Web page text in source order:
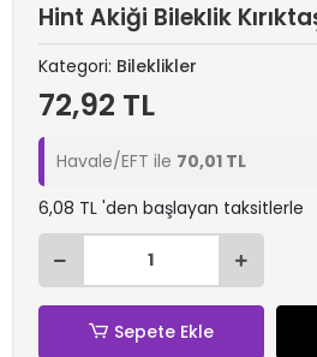
Hint Akiği Bileklik
Kategori: Bileklikler
72,92 TL
Havale/EFT ile 70,01 TL
6,08 TL 'den başlayan taksitlerle
Sepete Ekle